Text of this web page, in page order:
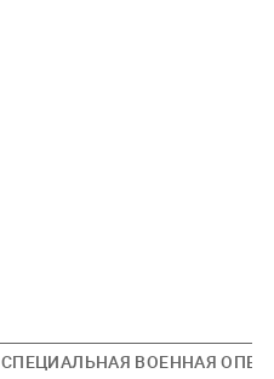
СПЕЦИАЛЬНАЯ ВОЕННАЯ